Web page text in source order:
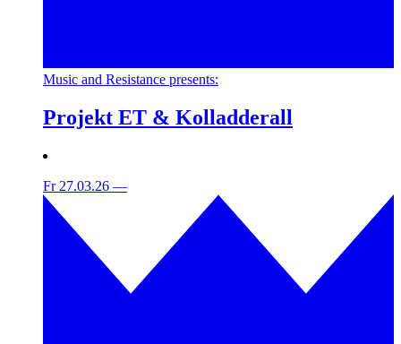
Music and Resistance presents:
Projekt ET & Kolladderall
Fr 27.03.26 —